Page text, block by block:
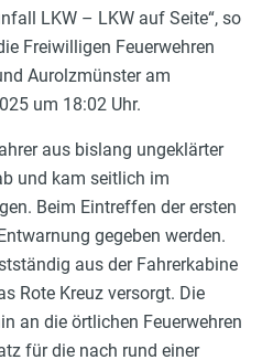
LKW – LKW auf Seite“, so
Freiwilligen Feuerwehren
Aurolzmünster am
um 18:02 Uhr.
aus bislang ungeklärter
und kam seitlich im
Beim Eintreffen der ersten
gegeben werden.
aus der Fahrerkabine
Rote Kreuz versorgt. Die
an die örtlichen Feuerwehren
für die nach rund einer